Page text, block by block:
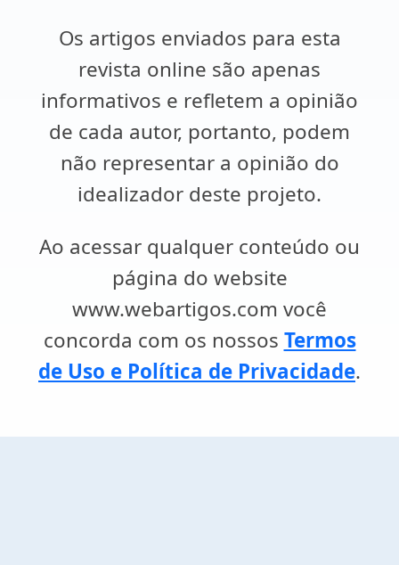
Os artigos enviados para esta
revista online são apenas
informativos e refletem a opinião
de cada autor, portanto, podem
não representar a opinião do
idealizador deste projeto.
Ao acessar qualquer conteúdo ou
página do website
www.webartigos.com você
concorda com os nossos Termos
de Uso e Política de Privacidade.